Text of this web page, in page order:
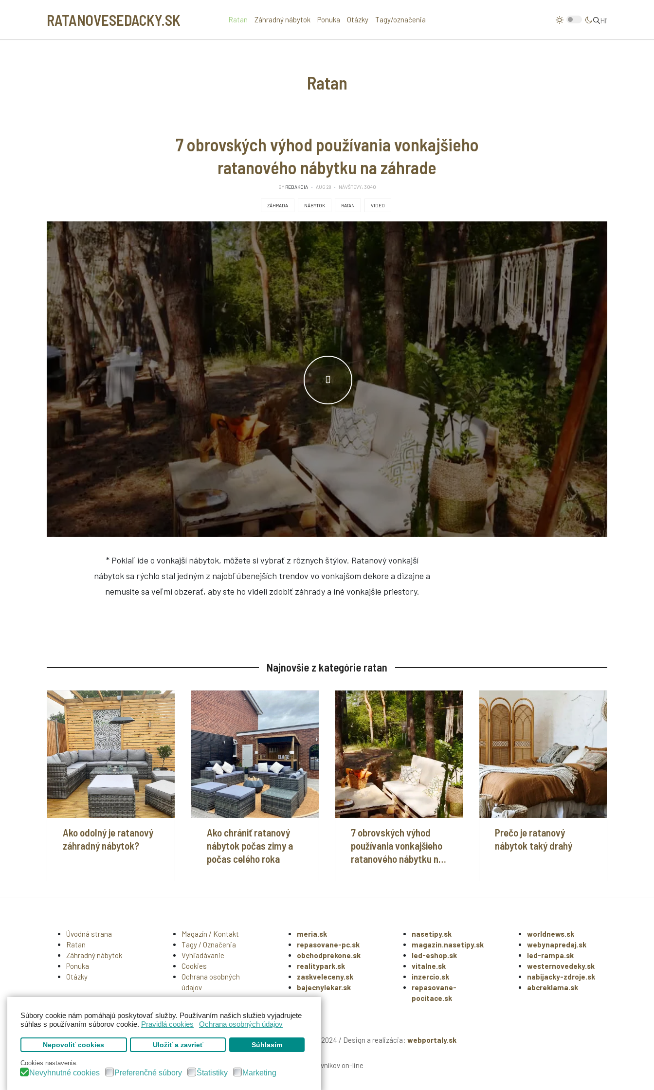
Súbory cookie nám pomáhajú poskytovať služby. Používaním našich služieb vyjadrujete
súhlas s používaním súborov cookie. Pravidlá cookies Ochrana osobných údajov
Nepovoliť cookies Uložiť a zavrieť Súhlasím
Cookies nastavenia:
Nevyhnutné cookies Preferenčné súbory Štatistiky Marketing
RATANOVESEDACKY.SK Ratan Záhradný nábytok Ponuka Otázky Tagy/označenia
Ratan
7 obrovských výhod používania vonkajšieho
ratanového nábytku na záhrade
BY REDAKCIA AUG 28 NÁVŠTEVY: 3040
ZÁHRADA NÁBYTOK RATAN VIDEO
WATCH THE VIDEO
* Pokiaľ ide o vonkajší nábytok, môžete si vybrať z rôznych štýlov. Ratanový vonkajší
nábytok sa rýchlo stal jedným z najobľúbenejších trendov vo vonkajšom dekore a dizajne a
nemusíte sa veľmi obzerať, aby ste ho videli zdobiť záhrady a iné vonkajšie priestory.
Najnovšie z kategórie ratan
Ako odolný je ratanový
záhradný nábytok?
Ako chrániť ratanový
nábytok počas zimy a
počas celého roka
7 obrovských výhod
používania vonkajšieho
ratanového nábytku na
Prečo je ratanový
nábytok taký drahý
Úvodná strana
Ratan
Záhradný nábytok
Ponuka
Otázky
Magazín / Kontakt
Tagy / Označenia
Vyhľadávanie
Cookies
Ochrana osobných
údajov
meria.sk
repasovane-pc.sk
obchodprekone.sk
realitypark.sk
zaskveleceny.sk
bajecnylekar.sk
nasetipy.sk
magazin.nasetipy.sk
led-eshop.sk
vitalne.sk
inzercio.sk
repasovane-
pocitace.sk
worldnews.sk
webynapredaj.sk
led-rampa.sk
westernovedeky.sk
nabijacky-zdroje.sk
abcreklama.sk
Copyright:MarWell Trade s.r.o.2022-2024 / Design a realizácia: webportaly.sk
75 návštevníkov on-line